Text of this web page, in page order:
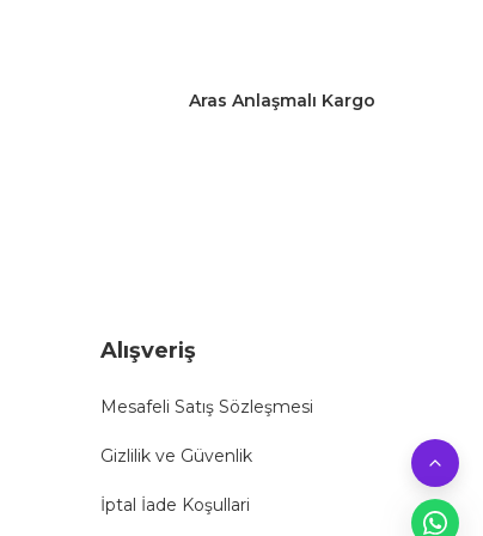
Aras Anlaşmalı Kargo
Alışveriş
Mesafeli Satış Sözleşmesi
Gizlilik ve Güvenlik
İptal İade Koşullari